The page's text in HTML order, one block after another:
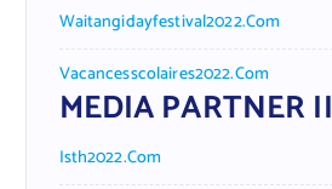
Waitangidayfestival2022.com
Vacancesscolaires2022.com
MEDIA PARTNER II
Isth2022.com